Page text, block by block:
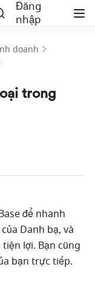
Đăng
nhập
doanh
trong
để nhanh
Danh bạ, và
lợi. Bạn cũng
bạn trực tiếp.